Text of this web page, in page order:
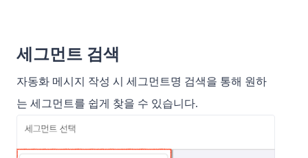
세그먼트 검색
자동화 메시지 작성 시 세그먼트명 검색을 통해 원하
는 세그먼트를 쉽게 찾을 수 있습니다.